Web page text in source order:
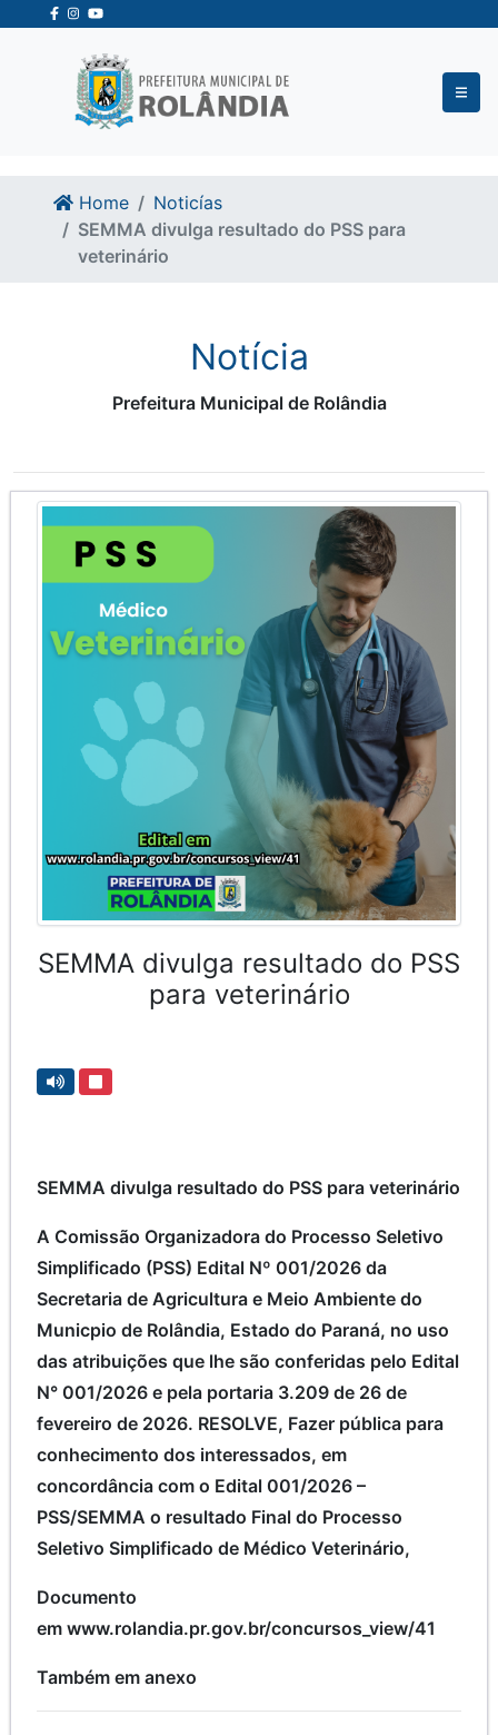
Ir para o conteudo
Ir para o fim do conteudo
Home
Noticías
SEMMA divulga resultado do PSS para
veterinário
Notícia
Prefeitura Municipal de Rolândia
SEMMA divulga resultado do PSS
para veterinário
SEMMA divulga resultado do PSS para veterinário
A Comissão Organizadora do Processo Seletivo
Simplificado (PSS) Edital Nº 001/2026 da
Secretaria de Agricultura e Meio Ambiente do
Municpio de Rolândia, Estado do Paraná, no uso
das atribuições que lhe são conferidas pelo Edital
N° 001/2026 e pela portaria 3.209 de 26 de
fevereiro de 2026. RESOLVE, Fazer pública para
conhecimento dos interessados, em
concordância com o Edital 001/2026 –
PSS/SEMMA o resultado Final do Processo
Seletivo Simplificado de Médico Veterinário,
Documento
em www.rolandia.pr.gov.br/concursos_view/41
Também em anexo